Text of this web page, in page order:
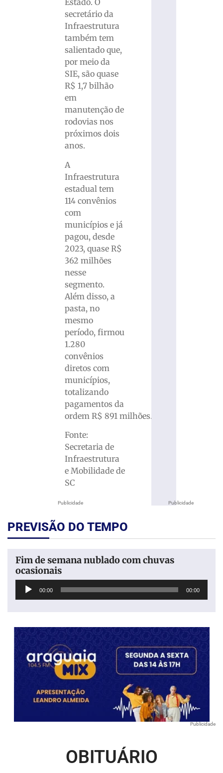
Publicidade
Estado. O
secretário da
Infraestrutura
também tem
salientado que,
por meio da
SIE, são quase
R$ 1,7 bilhão
em
manutenção de
rodovias nos
próximos dois
anos.
A
Infraestrutura
estadual tem
114 convênios
com
municípios e já
pagou, desde
2023, quase R$
362 milhões
nesse
segmento.
Além disso, a
pasta, no
mesmo
período, firmou
1.280
convênios
diretos com
municípios,
totalizando
pagamentos da
ordem R$ 891 milhões.
Fonte:
Secretaria de
Infraestrutura
e Mobilidade de
SC
Publicidade
PREVISÃO DO TEMPO
Fim de semana nublado com chuvas
ocasionais
Tocador
00:00 00:00
Publicidade
OBITUÁRIO